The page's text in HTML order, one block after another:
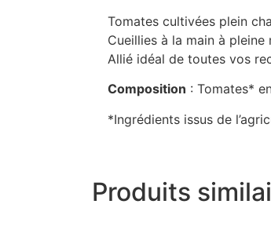
Tomates cultivées plein
Cueillies à la main à
Allié idéal de toutes vos
Composition : Tomates*
*Ingrédients issus de
Produits